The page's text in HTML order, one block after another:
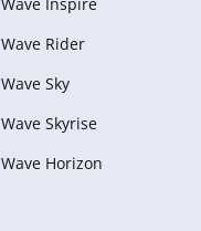
Wave Inspire
Wave Rider
Wave Sky
Wave Skyrise
Wave Horizon